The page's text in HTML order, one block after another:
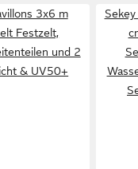
3x6 m
Festzelt,
und 2
& UV50+